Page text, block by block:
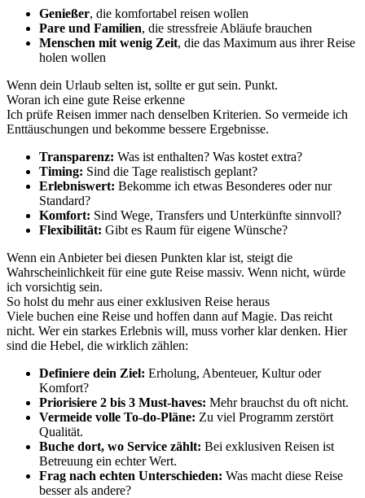
Genießer, die komfortabel reisen wollen
Pare und Familien, die stressfreie Abläufe brauchen
Menschen mit wenig Zeit, die das Maximum aus ihrer Reise
holen wollen
Wenn dein Urlaub selten ist, sollte er gut sein. Punkt.
Woran ich eine gute Reise erkenne
Ich prüfe Reisen immer nach denselben Kriterien. So vermeide ich
Enttäuschungen und bekomme bessere Ergebnisse.
Transparenz: Was ist enthalten? Was kostet extra?
Timing: Sind die Tage realistisch geplant?
Erlebniswert: Bekomme ich etwas Besonderes oder nur
Standard?
Komfort: Sind Wege, Transfers und Unterkünfte sinnvoll?
Flexibilität: Gibt es Raum für eigene Wünsche?
Wenn ein Anbieter bei diesen Punkten klar ist, steigt die
Wahrscheinlichkeit für eine gute Reise massiv. Wenn nicht, würde
ich vorsichtig sein.
So holst du mehr aus einer exklusiven Reise heraus
Viele buchen eine Reise und hoffen dann auf Magie. Das reicht
nicht. Wer ein starkes Erlebnis will, muss vorher klar denken. Hier
sind die Hebel, die wirklich zählen:
Definiere dein Ziel: Erholung, Abenteuer, Kultur oder
Komfort?
Priorisiere 2 bis 3 Must-haves: Mehr brauchst du oft nicht.
Vermeide volle To-do-Pläne: Zu viel Programm zerstört
Qualität.
Buche dort, wo Service zählt: Bei exklusiven Reisen ist
Betreuung ein echter Wert.
Frag nach echten Unterschieden: Was macht diese Reise
besser als andere?